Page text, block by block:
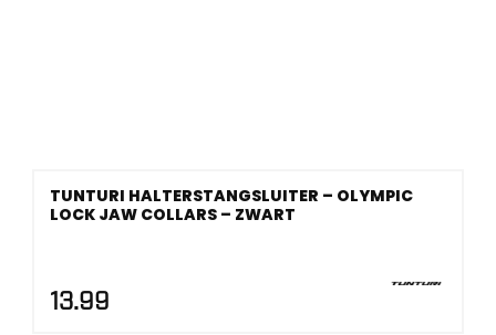
TUNTURI HALTERSTANGSLUITER – OLYMPIC
LOCK JAW COLLARS – ZWART
13.99